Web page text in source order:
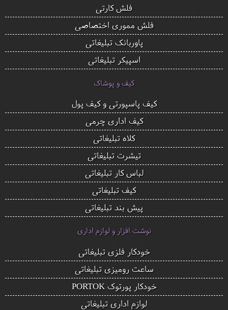
فلش کارتی
فلش مموری اختصاصی
پاوربانک تبلیغاتی
اسپیکر تبلیغاتی
کیف و پوشاک
کیف پاسپورتی و کیف پول
کیف اداری چرمی
کلاه تبلیغاتی
تیشرت تبلیغاتی
لباس کار تبلیغاتی
کیف تبلیغاتی
پیش بند تبلیغاتی
نوشت افزار و لوازم اداری
خودکار فلزی تبلیغاتی
ساعت رومیزی تبلیغاتی
خودکار پورتوک PORTOK
لوازم اداری تبلیغاتی